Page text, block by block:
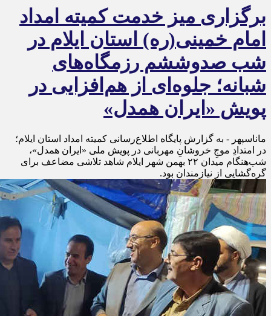
برگزاری میز خدمت کمیته امداد
امام خمینی(ره) استان ایلام در
شب صدوششم رزمگاه‌های
شبانه؛ جلوه‌ای از هم‌افزایی در
پویش «ایران همدل»
ماناسپهر - به گزارش پایگاه اطلاع‌رسانی کمیته امداد استان ایلام؛
در امتدادِ موجِ خروشانِ مهربانی در پویش ملی «ایران همدل»،
شب‌هنگام میدان ۲۲ بهمن شهر ایلام شاهد تلاشی مضاعف برای
گره‌گشایی از نیازمندان بود.